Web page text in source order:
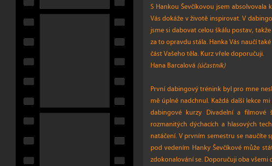
S Hankou Ševčíkovou jsem
Vás dokáže v životě inspirovat. V
jsme si dabovat celou škálu postav,
za to opravdu stála. Hanka Vás naučí
část Vašeho těla. Kurz vřele doporučuji.
Hana Barcalová (účastník)
První dabingový trénink byl pro mne
mě úplně nadchnul. Každá další lekce
dabingové kurzy Divadelní a
rozmanitých dýchacích a hlasových
natáčení. V prvním semestru se naučíte
pod vedením Hanky Ševčíkové může
zdokonalování se. Doporučuji oba všemi